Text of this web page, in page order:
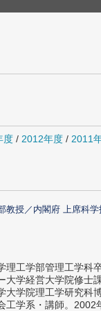
度 / 2012年度 / 2011
教授／内閣府 上席科学
工学部管理工学科卒
学経営大学院修士課
大学院理工学研究科
工学系・講師。2002